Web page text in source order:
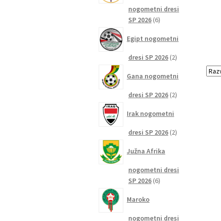
nogometni dresi
SP 2026 66
Egipt nogometni
dresi SP 2026 22
Gana nogometni
dresi SP 2026 22
Irak nogometni
dresi SP 2026 22
Južna Afrika
nogometni dresi
SP 2026 66
Maroko
nogometni dresi